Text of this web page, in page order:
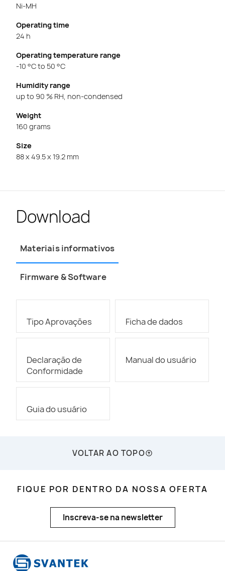
Ni-MH
Operating time
24 h
Operating temperature range
-10 °C to 50 °C
Humidity range
up to 90 % RH, non-condensed
Weight
160 grams
Size
88 x 49.5 x 19.2 mm
Download
Materiais informativos
Firmware & Software
Tipo Aprovações Ficha de dados
Declaração de
Conformidade
Manual do usuário
Guia do usuário
VOLTAR AO TOPO
FIQUE POR DENTRO DA NOSSA OFERTA
Inscreva-se na newsletter